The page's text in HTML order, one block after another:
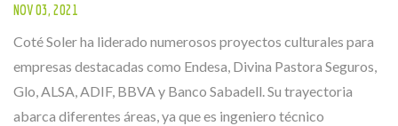
NOV 03, 2021
Coté Soler ha liderado numerosos proyectos culturales para
empresas destacadas como Endesa, Divina Pastora Seguros,
Glo, ALSA, ADIF, BBVA y Banco Sabadell. Su trayectoria
abarca diferentes áreas, ya que es ingeniero técnico